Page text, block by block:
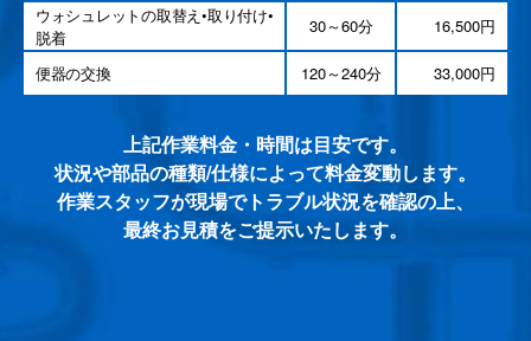
ウォシュレットの取替え•取り付け•
脱着
30～60分 16,500円
便器の交換 120～240分 33,000円
上記作業料金・時間は目安です。
状況や部品の種類/仕様によって料金変動します。
作業スタッフが現場でトラブル状況を確認の上、
最終お見積をご提示いたします。